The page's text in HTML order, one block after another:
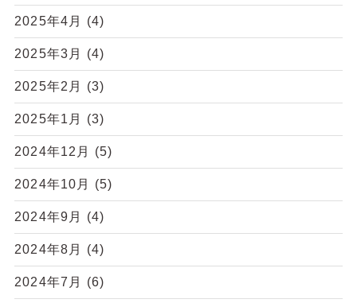
2025年4月 (4)
2025年3月 (4)
2025年2月 (3)
2025年1月 (3)
2024年12月 (5)
2024年10月 (5)
2024年9月 (4)
2024年8月 (4)
2024年7月 (6)